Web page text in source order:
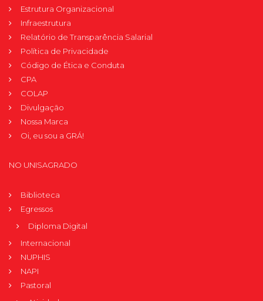
Estrutura Organizacional
Infraestrutura
Relatório de Transparência Salarial
Política de Privacidade
Código de Ética e Conduta
CPA
COLAP
Divulgação
Nossa Marca
Oi, eu sou a GRÁ!
NO UNISAGRADO
Biblioteca
Egressos
Diploma Digital
Internacional
NUPHIS
NAPI
Pastoral